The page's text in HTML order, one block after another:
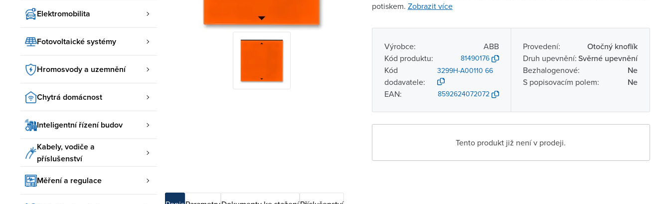
Elektromobilita
Fotovoltaické systémy
Hromosvody a uzemnění
Chytrá domácnost
Inteligentní řízení budov
Kabely, vodiče a
příslušenství
Měření a regulace
potiskem. Zobrazit více
Výrobce:
ABB
Kód produktu:
81490176
Kód
dodavatele:
3299H-A00110 66
EAN: 8592624072072
Provedení:
Otočný knoflík
Druh upevnění:Svěrné upevnění
Bezhalogenové:
Ne
S popisovacím polem:
Ne
Tento produkt již není v prodeji.